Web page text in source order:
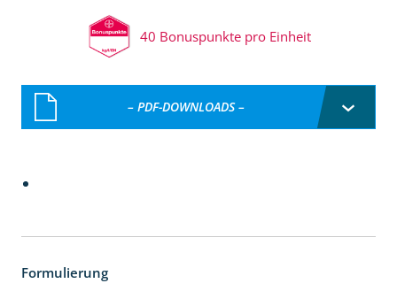
40 Bonuspunkte pro Einheit
– PDF-DOWNLOADS –
Formulierung